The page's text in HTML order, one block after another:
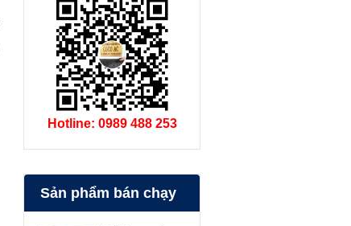
Hotline: 0989 488 253
Sản phẩm bán chạy